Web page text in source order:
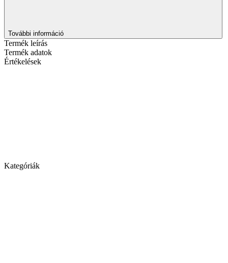
További információ
Termék leírás
Termék adatok
Értékelések
Kategóriák